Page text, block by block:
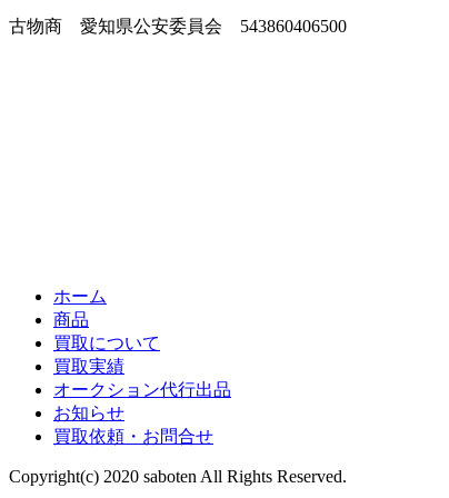
古物商 愛知県公安委員会 543860406500
ホーム
商品
買取について
買取実績
オークション代行出品
お知らせ
買取依頼・お問合せ
Copyright(c) 2020 saboten All Rights Reserved.